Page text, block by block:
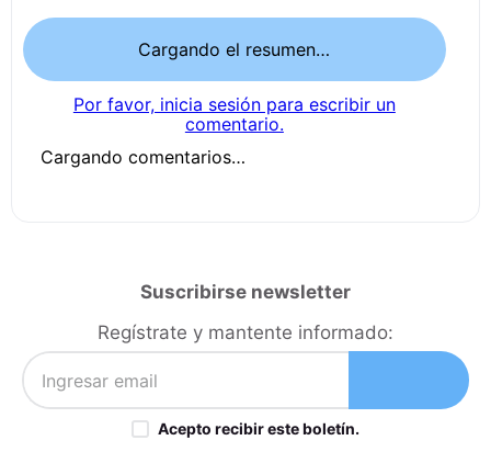
Cargando el resumen…
Por favor, inicia sesión para escribir un
comentario.
Cargando comentarios…
Suscribirse newsletter
Regístrate y mantente informado:
Acepto recibir este boletín.